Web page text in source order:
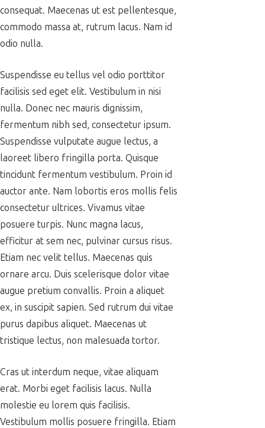
consequat. Maecenas ut est pellentesque,
commodo massa at, rutrum lacus. Nam id
odio nulla.
Suspendisse eu tellus vel odio porttitor
facilisis sed eget elit. Vestibulum in nisi
nulla. Donec nec mauris dignissim,
fermentum nibh sed, consectetur ipsum.
Suspendisse vulputate augue lectus, a
laoreet libero fringilla porta. Quisque
tincidunt fermentum vestibulum. Proin id
auctor ante. Nam lobortis eros mollis felis
consectetur ultrices. Vivamus vitae
posuere turpis. Nunc magna lacus,
efficitur at sem nec, pulvinar cursus risus.
Etiam nec velit tellus. Maecenas quis
ornare arcu. Duis scelerisque dolor vitae
augue pretium convallis. Proin a aliquet
ex, in suscipit sapien. Sed rutrum dui vitae
purus dapibus aliquet. Maecenas ut
tristique lectus, non malesuada tortor.
Cras ut interdum neque, vitae aliquam
erat. Morbi eget facilisis lacus. Nulla
molestie eu lorem quis facilisis.
Vestibulum mollis posuere fringilla. Etiam